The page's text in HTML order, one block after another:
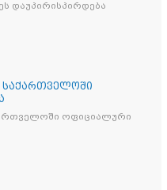
დაუპირისპირდება
საქართველოში
ოფიციალური